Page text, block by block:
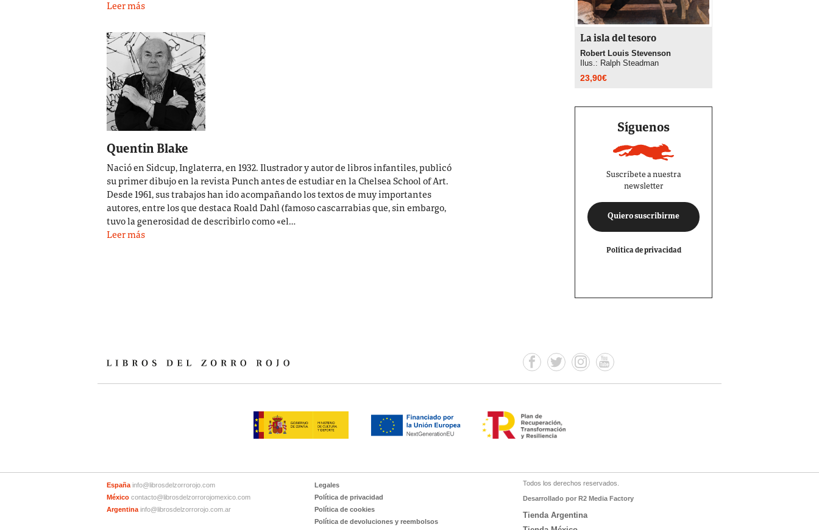
Leer más
Quentin Blake
Nació en Sidcup, Inglaterra, en 1932. Ilustrador y autor de libros infantiles, publicó
su primer dibujo en la revista Punch antes de estudiar en la Chelsea School of Art.
Desde 1961, sus trabajos han ido acompañando los textos de muy importantes
autores, entre los que destaca Roald Dahl (famoso cascarrabias que, sin embargo,
tuvo la generosidad de describirlo como «el…
Leer más
La isla del tesoro
Robert Louis Stevenson
Ilus.: Ralph Steadman
23,90€
Síguenos
Suscríbete a nuestra
newsletter
Quiero suscribirme
Política de privacidad
España info@librosdelzorrorojo.com
México contacto@librosdelzorrorojomexico.com
Argentina info@librosdelzorrorojo.com.ar
Legales
Política de privacidad
Política de cookies
Política de devoluciones y reembolsos
Todos los derechos reservados.
Desarrollado por R2 Media Factory
Tienda Argentina